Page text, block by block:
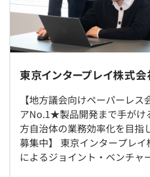
■会社指定研修＋社員自主選択
技術者試験講座など
アジャイル、スクラム
■リモート勤務可（週に1〜2日
※最初の6カ月間は社内研修期
社となります。
※転勤はありません。
就業場所の変更範囲
＜雇入時＞
東京本社および各プロジェクト
（※想定年収は年収提示額を保証す
9:00〜18:00（所定労働時間:8
休憩時間：60分
平均残業時間：平均残業月10時
東京インタープレイ株式会
【地方議会向けペーパーレ
アNo.1★製品開発まで手がけ
方自治体の業務効率化を目指
募集中】 東京インタープレイ株式会社は、2社の企業
によるジョイント・ベンチャ